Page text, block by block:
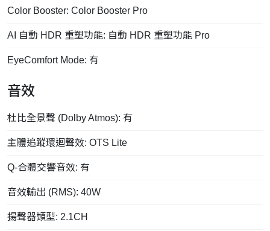
Color Booster: Color Booster Pro
AI 自動 HDR 重塑功能: 自動 HDR 重塑功能 Pro
EyeComfort Mode: 有
音效
杜比全景聲 (Dolby Atmos): 有
主體追蹤環迴聲效: OTS Lite
Q-合體交響音效: 有
音效輸出 (RMS): 40W
揚聲器類型: 2.1CH